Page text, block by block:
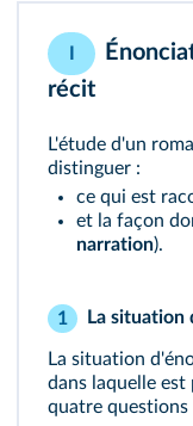
récit
L'étude d'un
distinguer :
ce qui est
et la façon
narration).
1 La situation
La situation
dans laquelle
quatre questions